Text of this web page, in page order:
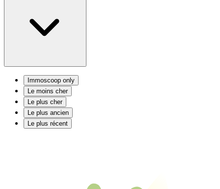
Immoscoop only
Le moins cher
Le plus cher
Le plus ancien
Le plus récent